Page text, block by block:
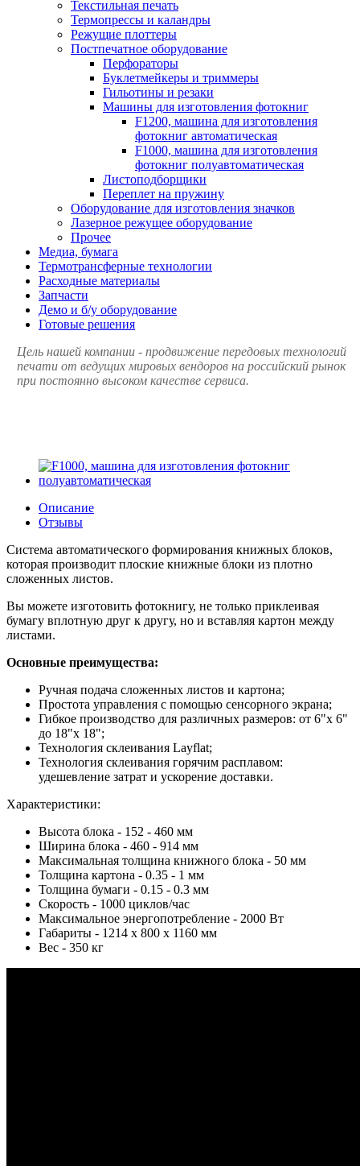
Текстильная печать
Термопрессы и каландры
Режущие плоттеры
Постпечатное оборудование
Перфораторы
Буклетмейкеры и триммеры
Гильотины и резаки
Машины для изготовления фотокниг
F1200, машина для изготовления
фотокниг автоматическая
F1000, машина для изготовления
фотокниг полуавтоматическая
Листоподборщики
Переплет на пружину
Оборудование для изготовления значков
Лазерное режущее оборудование
Прочее
Медиа, бумага
Термотрансферные технологии
Расходные материалы
Запчасти
Демо и б/у оборудование
Готовые решения
Цель нашей компании - продвижение передовых технологий
печати от ведущих мировых вендоров на российский рынок
при постоянно высоком качестве сервиса.
Описание
Отзывы
Система автоматического формирования книжных блоков,
которая производит плоские книжные блоки из плотно
сложенных листов.
Вы можете изготовить фотокнигу, не только приклеивая
бумагу вплотную друг к другу, но и вставляя картон между
листами.
Основные преимущества:
Ручная подача сложенных листов и картона;
Простота управления с помощью сенсорного экрана;
Гибкое производство для различных размеров: от 6"x 6"
до 18"x 18";
Технология склеивания Layflat;
Технология склеивания горячим расплавом:
удешевление затрат и ускорение доставки.
Характеристики:
Высота блока - 152 - 460 мм
Ширина блока - 460 - 914 мм
Максимальная толщина книжного блока - 50 мм
Толщина картона - 0.35 - 1 мм
Толщина бумаги - 0.15 - 0.3 мм
Скорость - 1000 циклов/час
Максимальное энергопотребление - 2000 Вт
Габариты - 1214 х 800 х 1160 мм
Вес - 350 кг